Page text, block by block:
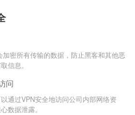
加密所有传输的数据，防止黑客和其他恶
信息。
问
通过VPN安全地访问公司内部网络资
数据泄露。